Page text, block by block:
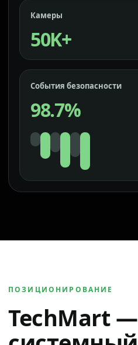
Камеры
50K+
События безопасности
98.7%
ПОЗИЦИОНИРОВАНИЕ
TechMart —